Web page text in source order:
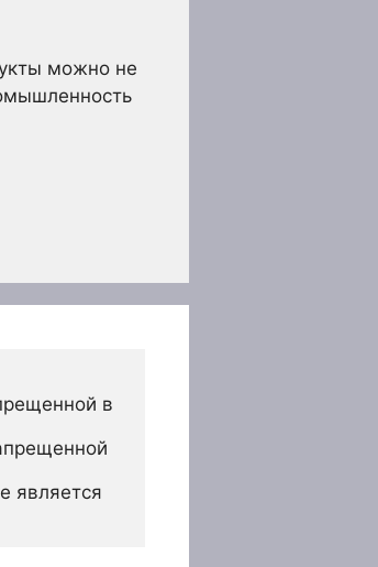
можно не
в
является